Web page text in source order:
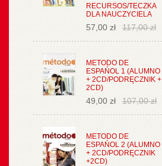
RECURSOS/TECZKA
DLA NAUCZYCIELA
57,00 zł 117,00 zł
METODO DE
ESPAŃOL 1 (ALUMNO
+ 2CD/PODRĘCZNIK +
2CD)
49,00 zł 107,00 zł
METODO DE
ESPAŃOL 2 (ALUMNO
+ 2CD/PODRĘCZNIK
+2CD)